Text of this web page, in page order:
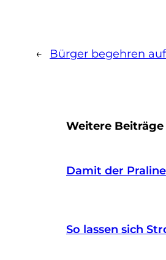
← Bürger begehren
Weitere Beiträge
Damit der
So lassen sich